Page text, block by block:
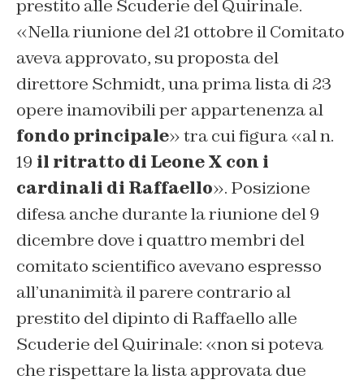
prestito alle Scuderie del Quirinale.
«Nella riunione del 21 ottobre il Comitato
aveva approvato, su proposta del
direttore Schmidt, una prima lista di 23
opere inamovibili per appartenenza al
fondo principale» tra cui figura «al n.
19 il ritratto di Leone X con i
cardinali di Raffaello». Posizione
difesa anche durante la riunione del 9
dicembre dove i quattro membri del
comitato scientifico avevano espresso
all’unanimità il parere contrario al
prestito del dipinto di Raffaello alle
Scuderie del Quirinale: «non si poteva
che rispettare la lista approvata due